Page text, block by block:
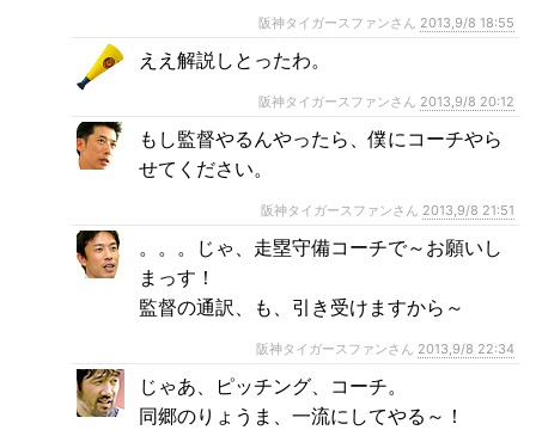
阪神タイガースファンさん 2013,9/8 18:55
ええ解説しとったわ。
阪神タイガースファンさん 2013,9/8 20:12
もし監督やるんやったら、僕にコーチやら
せてください。
阪神タイガースファンさん 2013,9/8 21:51
。。。じゃ、走塁守備コーチで～お願いし
まっす！
監督の通訳、も、引き受けますから～
阪神タイガースファンさん 2013,9/8 22:34
じゃあ、ピッチング、コーチ。
同郷のりょうま、一流にしてやる～！